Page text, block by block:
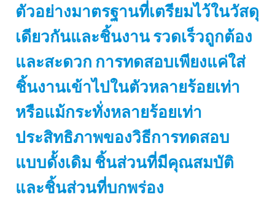
ตัวอย่างมาตรฐานที่เตรียมไว้ในวัสดุ
เดียวกันและชิ้นงาน รวดเร็วถูกต้อง
และสะดวก การทดสอบเพียงแค่ใส่
ชิ้นงานเข้าไปในตัวหลายร้อยเท่า
หรือแม้กระทั่งหลายร้อยเท่า
ประสิทธิภาพของวิธีการทดสอบ
แบบดั้งเดิม ชิ้นส่วนที่มีคุณสมบัติ
และชิ้นส่วนที่บกพร่อง